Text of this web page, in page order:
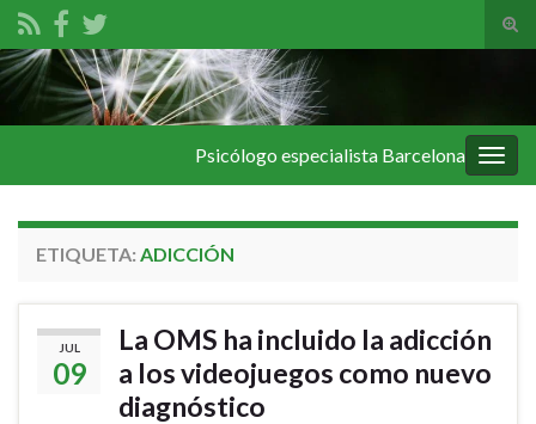
el
Search for:
la
Psicólogo especialista Barcelona
ETIQUETA: ADICCIÓN
JUL
09
La OMS ha incluido la adicción
a los videojuegos como nuevo
diagnóstico